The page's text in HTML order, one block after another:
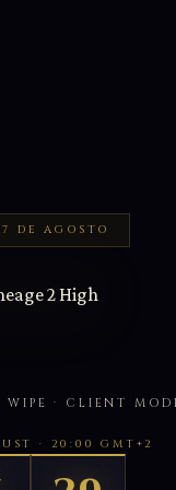
DE AGOSTO
· CLIENT
· 20:00 GMT+2